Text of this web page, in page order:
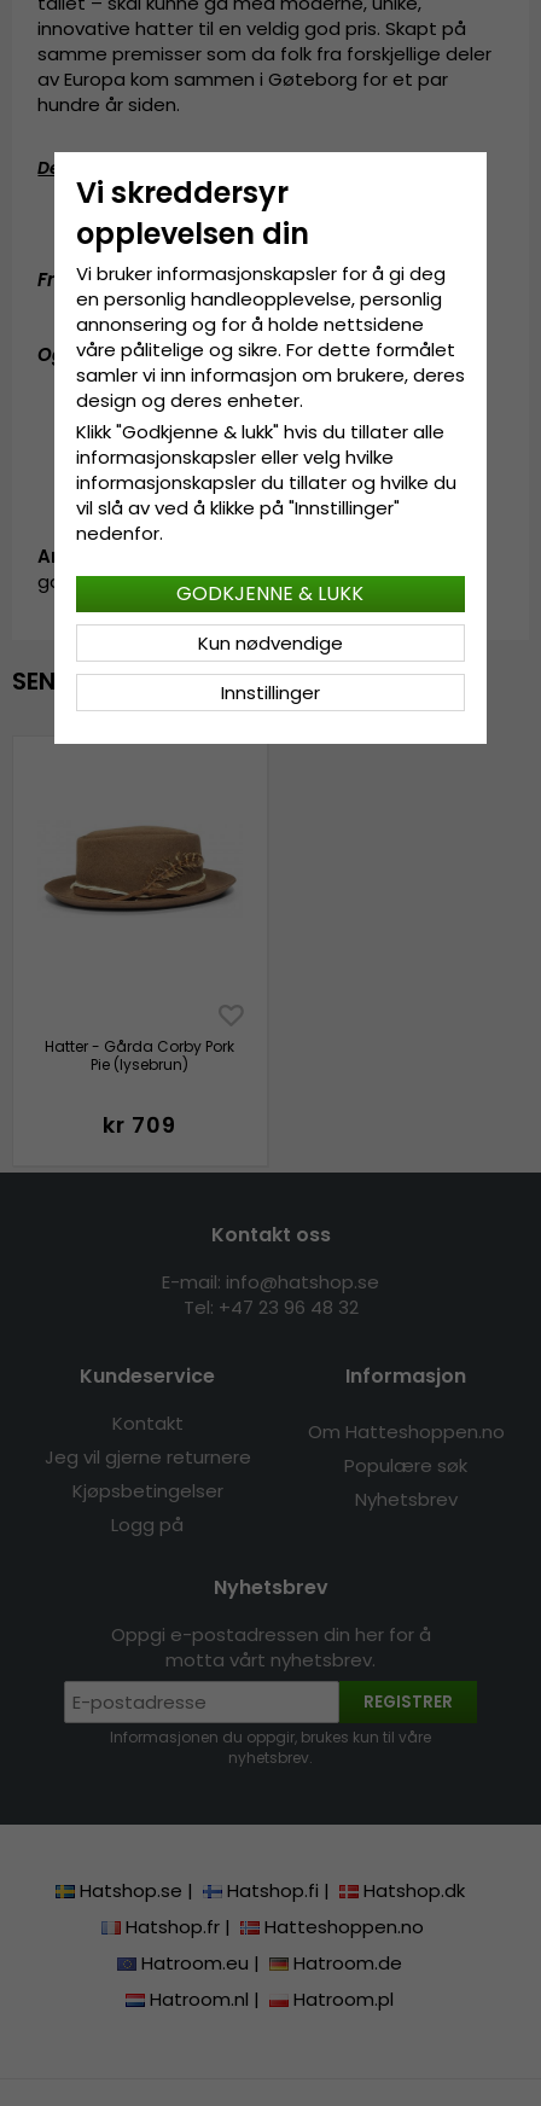
innovative hatter til en veldig god pris. Skapt på
samme premisser som da folk fra forskjellige deler
av Europa kom sammen i Gøteborg for et par
hundre år siden.
Detaljinformasjon
9 centimeters krone.
4,5 centimeters brem.
Fremstilt av:100 prosent ullfilt.
Også kjent som (AKA):pork pie-hatt
Artikkel-ID:
garda.corby.porkpie.lightbrown-2
SENEST VISTE
Hatter - Gårda Corby Pork
Pie (lysebrun)
kr 709
Kontakt oss
E-mail: info@hatshop.se
Tel: +47 23 96 48 32
Kundeservice
Kontakt
Jeg vil gjerne returnere
Kjøpsbetingelser
Logg på
Informasjon
Om Hatteshoppen.no
Populære søk
Nyhetsbrev
Nyhetsbrev
Oppgi e-postadressen din her for å
motta vårt nyhetsbrev.
REGISTRER
Informasjonen du oppgir, brukes kun til våre
nyhetsbrev.
Hatshop.se | Hatshop.fi |
Hatshop.dk
Hatshop.fr|
Hatteshoppen.no
Hatroom.eu |
Hatroom.de
Hatroom.nl | Hatroom.pl
Vi skreddersyr
opplevelsen din
Vi bruker informasjonskapsler for å gi deg
en personlig handleopplevelse, personlig
annonsering og for å holde nettsidene
våre pålitelige og sikre. For dette formålet
samler vi inn informasjon om brukere, deres
design og deres enheter.
Klikk "Godkjenne & lukk" hvis du tillater alle
informasjonskapsler eller velg hvilke
informasjonskapsler du tillater og hvilke du
vil slå av ved å klikke på "Innstillinger"
nedenfor.
Innstillinger
Kun nødvendige
GODKJENNE & LUKK